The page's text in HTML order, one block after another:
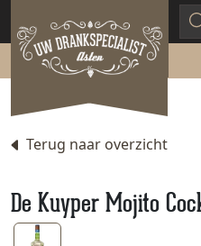
Terug naar overzicht
De Kuyper Mojito